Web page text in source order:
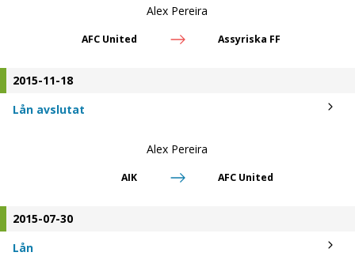
Alex Pereira
AFC United Assyriska FF
2015-11-18
Lån avslutat
Alex Pereira
AIK AFC United
2015-07-30
Lån